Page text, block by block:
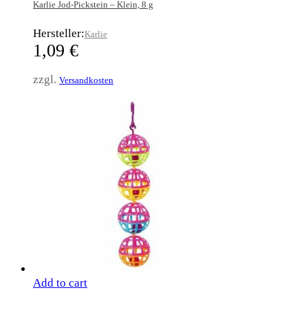
Karlie Jod-Pickstein – Klein, 8 g
Hersteller:Karlie
1,09 €
zzgl. Versandkosten
Add to cart